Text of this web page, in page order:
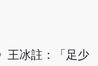
王冰註：「足少